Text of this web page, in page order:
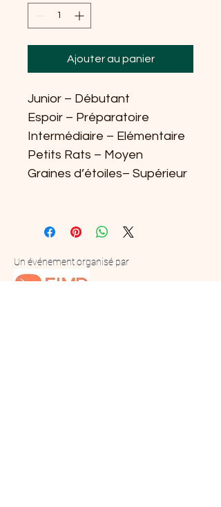
Ajouter au panier
Junior – Débutant
Espoir – Préparatoire
Intermédiaire – Elémentaire
Petits Rats – Moyen
Graines d’étoiles– Supérieur
Un événement organisé par